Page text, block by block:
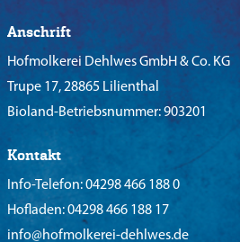
Anschrift
Hofmolkerei Dehlwes GmbH & Co. KG
Trupe 17, 28865 Lilienthal
Bioland-Betriebsnummer: 903201
Kontakt
Info-Telefon:04298 466 188 0
Hofladen:04298 466 188 17
info@hofmolkerei-dehlwes.de